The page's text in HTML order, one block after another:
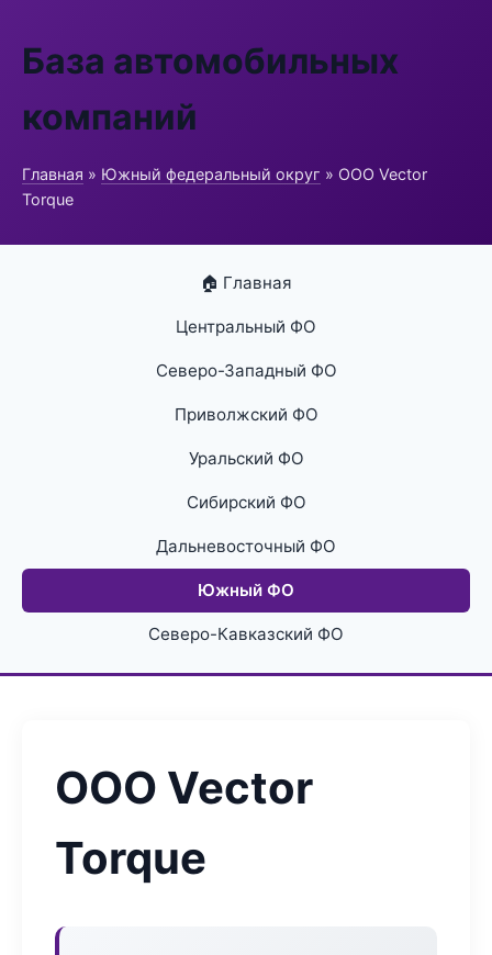
База автомобильных
компаний
Главная » Южный федеральный округ » ООО Vector
Torque
🏠 Главная
Центральный ФО
Северо-Западный ФО
Приволжский ФО
Уральский ФО
Сибирский ФО
Дальневосточный ФО
Южный ФО
Северо-Кавказский ФО
ООО Vector
Torque